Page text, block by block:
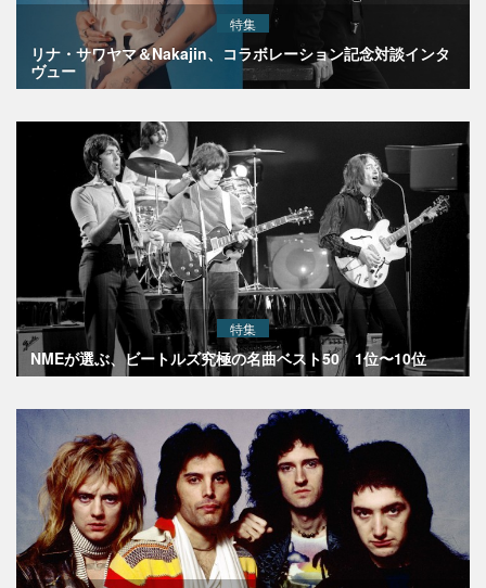
特集
リナ・サワヤマ＆Nakajin、コラボレーション記念対談インタ
ヴュー
特集
NMEが選ぶ、ビートルズ究極の名曲ベスト50 1位〜10位